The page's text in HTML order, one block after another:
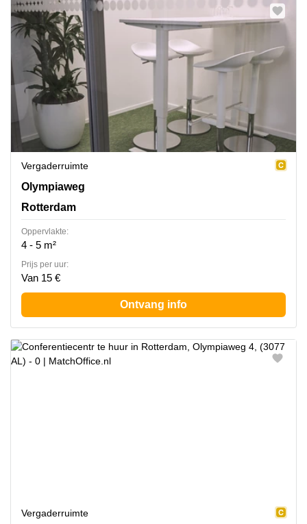
Vergaderruimte
Olympiaweg 4, Rotterdam
Olympiaweg
Rotterdam
Oppervlakte:
4 - 5 m²
Prijs per uur:
Van 15 €
Ontvang info
Vergaderruimte